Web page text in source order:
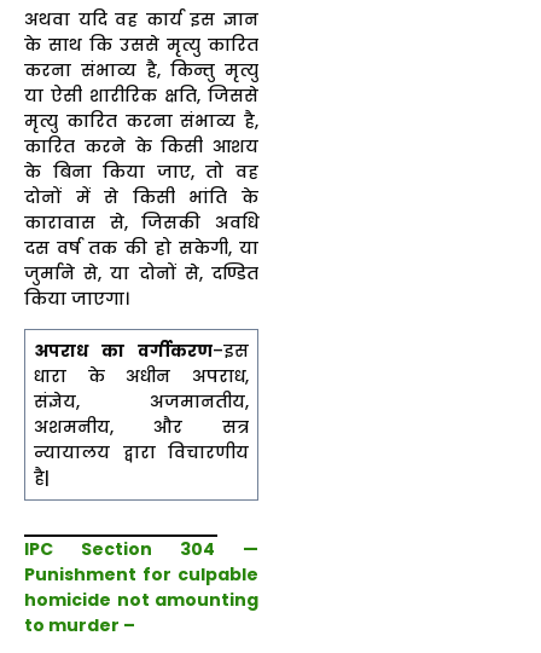
अथवा यदि वह कार्य इस ज्ञान
के साथ कि उससे मृत्यु कारित
करना संभाव्य है, किन्तु मृत्यु
या ऐसी शारीरिक क्षति, जिससे
मृत्यु कारित करना संभाव्य है,
कारित करने के किसी आशय
के बिना किया जाए, तो वह
दोनों में से किसी भांति के
कारावास से, जिसकी अवधि
दस वर्ष तक की हो सकेगी, या
जुर्माने से, या दोनों से, दण्डित
किया जाएगा।
अपराध का वर्गीकरण–इस
धारा के अधीन अपराध,
संज्ञेय, अजमानतीय,
अशमनीय, और सत्र
न्यायालय द्वारा विचारणीय
है|
IPC Section 304 —
Punishment for culpable
homicide not amounting
to murder –